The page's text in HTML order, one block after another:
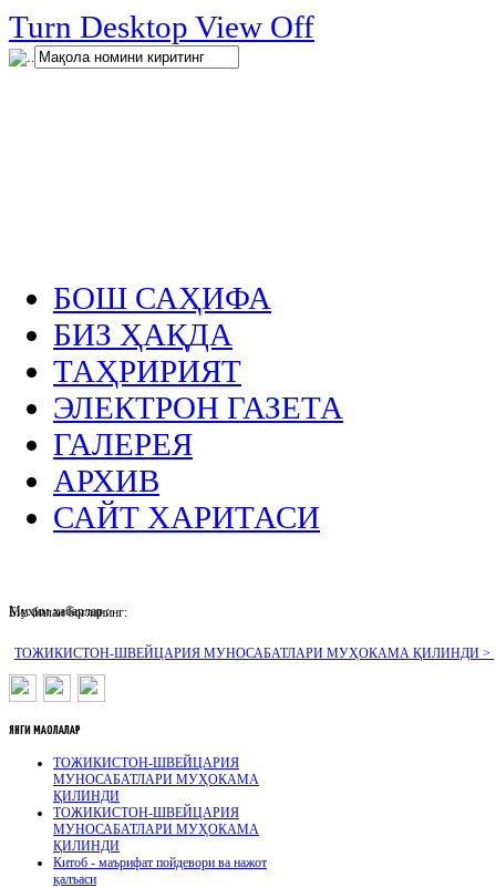
Turn Desktop View Off
.
БОШ САҲИФА
БИЗ ҲАҚДА
ТАҲРИРИЯТ
ЭЛЕКТРОН ГАЗЕТА
ГАЛЕРЕЯ
АРХИВ
САЙТ ХАРИТАСИ
Муҳим хабарлар :
ТОЖИКИСТОН-ШВЕЙЦАРИЯ МУНОСАБАТЛАРИ МУҲОКАМА ҚИЛИНДИ >
Биз билан боғланинг:
ЯНГИ МАҚОЛАЛАР
ТОЖИКИСТОН-ШВЕЙЦАРИЯ
МУНОСАБАТЛАРИ МУҲОКАМА
ҚИЛИНДИ
ТОЖИКИСТОН-ШВЕЙЦАРИЯ
МУНОСАБАТЛАРИ МУҲОКАМА
ҚИЛИНДИ
Китоб - маърифат пойдевори ва нажот
қалъаси